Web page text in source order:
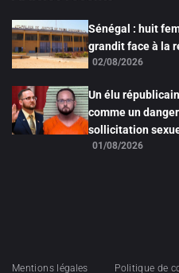
Sénégal : huit
grandit face à la
02/08/2026
Un élu
comme un
sollicitation
01/08/2026
Mentions légales Politique de